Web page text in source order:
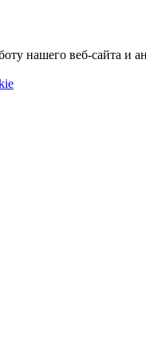
нашего веб-сайта и